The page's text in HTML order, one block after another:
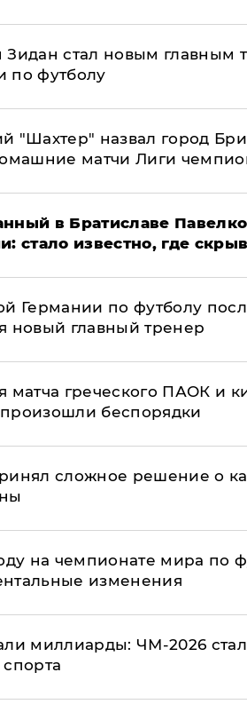
Зидан стал новым главным
по футболу
"Шахтер" назвал город
матчи Лиги
в Братиславе
стало известно, где
Германии по футболу
новый главный тренер
матча греческого ПАОК и
беспорядки
сложное решение о
на чемпионате мира по
изменения
миллиарды: ЧМ-2026